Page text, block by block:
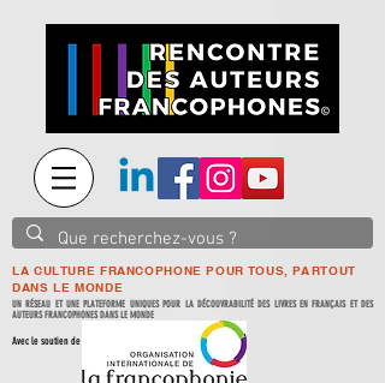
LA CULTURE FRANCOPHONE POUR TOUS, PARTOUT
DANS LE MONDE
UN RÉSEAU ET UNE PLATEFORME UNIQUES POUR LA DÉCOUVRABILITÉ DES LIVRES EN FRANÇAIS ET DES
AUTEURS FRANCOPHONES DANS LE MONDE
Avec le soutien de